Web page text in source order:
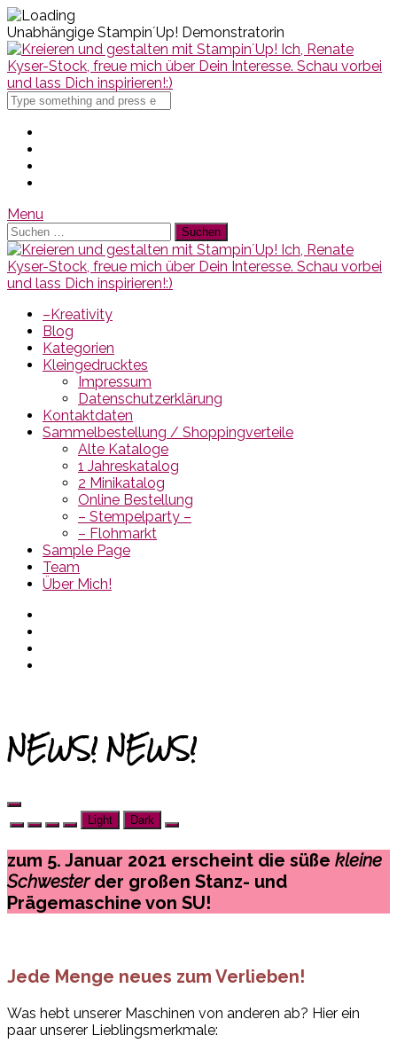
Unabhängige Stampin´Up! Demonstratorin
Search
for
Menu
Suchen
nach:
–Kreativity
Blog
Kategorien
Kleingedrucktes
Impressum
Datenschutzerklärung
Kontaktdaten
Sammelbestellung / Shoppingverteile
Alte Kataloge
1 Jahreskatalog
2 Minikatalog
Online Bestellung
– Stempelparty –
– Flohmarkt
Sample Page
Team
Über Mich!
NEWS! NEWS!
Light Dark
zum 5. Januar 2021 erscheint die süße kleine
Schwesterder großen Stanz- und
Prägemaschine von SU!
Jede Menge neues zum Verlieben!
Was hebt unserer Maschinen von anderen ab? Hier ein
paar unserer Lieblingsmerkmale: